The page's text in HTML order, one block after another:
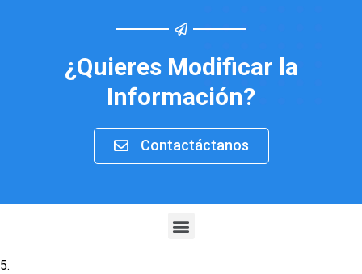
¿Quieres Modificar la
Información?
Contactáctanos
Menu
5.